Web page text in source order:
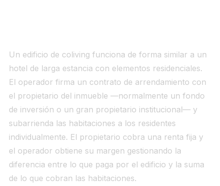
Un edificio de coliving funciona de forma similar a un
hotel de larga estancia con elementos residenciales.
El operador firma un contrato de arrendamiento con
el propietario del inmueble —normalmente un fondo
de inversión o un gran propietario institucional— y
subarrienda las habitaciones a los residentes
individualmente. El propietario cobra una renta fija y
el operador obtiene su margen gestionando la
diferencia entre lo que paga por el edificio y la suma
de lo que cobran las habitaciones.